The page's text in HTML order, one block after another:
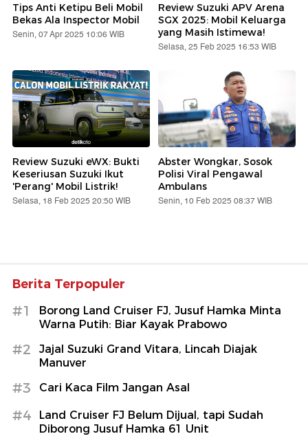
Tips Anti Ketipu Beli Mobil
Bekas Ala Inspector Mobil
Senin, 07 Apr 2025 10:06 WIB
Review Suzuki APV Arena
SGX 2025: Mobil Keluarga
yang Masih Istimewa!
Selasa, 25 Feb 2025 16:53 WIB
Review Suzuki eWX: Bukti
Keseriusan Suzuki Ikut
'Perang' Mobil Listrik!
Selasa, 18 Feb 2025 20:50 WIB
Abster Wongkar, Sosok
Polisi Viral Pengawal
Ambulans
Senin, 10 Feb 2025 08:37 WIB
Berita Terpopuler
#1
Borong Land Cruiser FJ, Jusuf Hamka Minta
Warna Putih: Biar Kayak Prabowo
#2
Jajal Suzuki Grand Vitara, Lincah Diajak
Manuver
#3 Cari Kaca Film Jangan Asal
#4
Land Cruiser FJ Belum Dijual, tapi Sudah
Diborong Jusuf Hamka 61 Unit